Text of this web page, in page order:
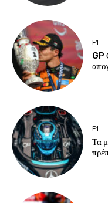
F1
GP
F1
Τα